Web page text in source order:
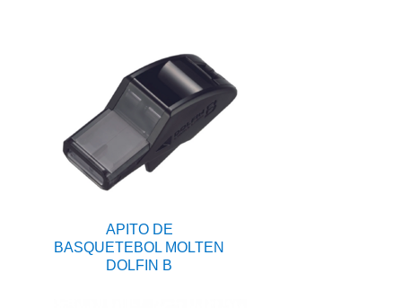
APITO DE
BASQUETEBOL MOLTEN
DOLFIN B